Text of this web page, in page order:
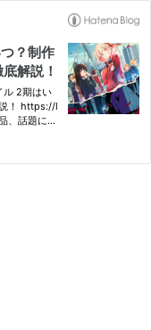
？制作
解説！
ル 2期はい
！ https://l
、話題にな
言葉を…